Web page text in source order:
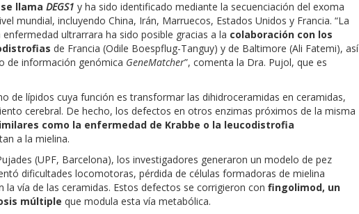
llama DEGS1 y ha sido identificado mediante la secuenciación del exoma
mundial, incluyendo China, Irán, Marruecos, Estados Unidos y Francia. “La
ultrarrara ha sido posible gracias a la colaboración con los
de Francia (Odile Boespflug-Tanguy) y de Baltimore (Ali Fatemi), así
de información genómica GeneMatcher”, comenta la Dra. Pujol, que es
de lípidos cuya función es transformar las dihidroceramidas en ceramidas,
cerebral. De hecho, los defectos en otros enzimas próximos de la misma
como la enfermedad de Krabbe o la leucodistrofia
a la mielina.
(UPF, Barcelona), los investigadores generaron un modelo de pez
dificultades locomotoras, pérdida de células formadoras de mielina
la vía de las ceramidas. Estos defectos se corrigieron con fingolimod, un
múltiple que modula esta vía metabólica.